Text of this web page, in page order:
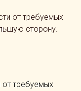
от требуемых
сторону.
от требуемых